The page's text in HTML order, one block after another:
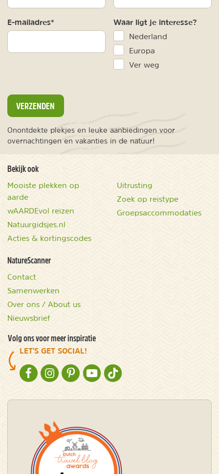
E-mailadres* Waar ligt je interesse?
Nederland
Europa
Ver weg
VERZENDEN
Onontdekte plekjes en leuke aanbiedingen voor
overnachtingen en vakanties in de natuur!
Bekijk ook
Mooiste plekken op
aarde
wAARDEvol reizen
Natuurgidsjes.nl
Acties & kortingscodes
Uitrusting
Zoek op reistype
Groepsaccommodaties
NatureScanner
Contact
Samenwerken
Over ons / About us
Nieuwsbrief
Volg ons voor meer inspiratie
LET'S GET SOCIAL!
NATURESCANNER OP FACEBOOK
NATURESCANNER OP INSTAGRAM
NATURESCANNER OP PINTEREST
NATURESCANNER OP YOUTUBE
NATURESCANNER OP TIKTOK